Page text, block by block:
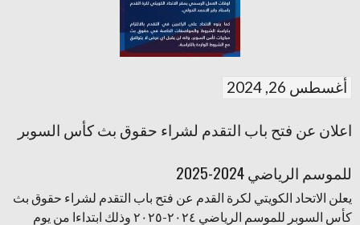
أغسطس 26, 2024
اعلان عن فتح باب التقدم لشراء حقوق بث كأس السوبر
للموسم الرياضي 2024-2025
يعلن الاتحاد الكويتي لكرة القدم عن فتح باب التقدم لشراء حقوق بث
كأس السوبر للموسم الرياضي ٢٠٢٤-٢٠٢٥ وذلك ابتداءا من يوم